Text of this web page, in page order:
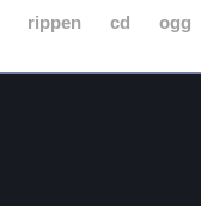
rippen cd ogg